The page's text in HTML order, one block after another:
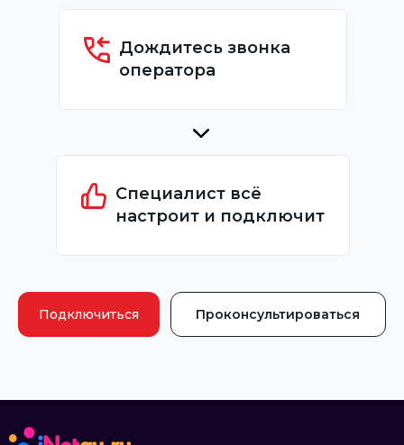
Дождитесь звонка
оператора
Специалист всё
настроит и подключит
Подключиться Проконсультироваться